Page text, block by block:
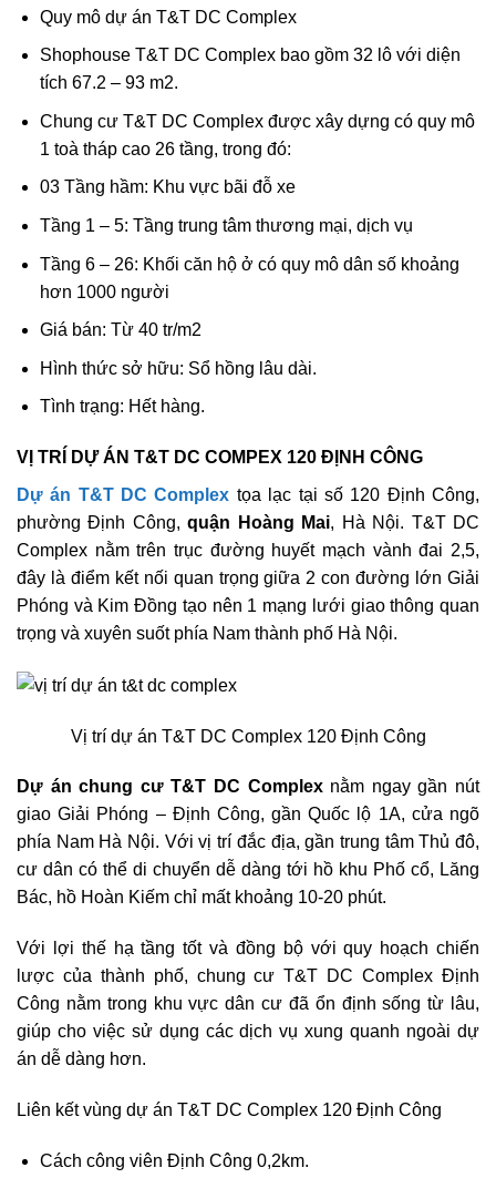
Quy mô dự án T&T DC Complex
Shophouse T&T DC Complex bao gồm 32 lô với diện
tích 67.2 – 93 m2.
Chung cư T&T DC Complex được xây dựng có quy mô
1 toà tháp cao 26 tầng, trong đó:
03 Tầng hầm: Khu vực bãi đỗ xe
Tầng 1 – 5: Tầng trung tâm thương mại, dịch vụ
Tầng 6 – 26: Khối căn hộ ở có quy mô dân số khoảng
hơn 1000 người
Giá bán: Từ 40 tr/m2
Hình thức sở hữu: Sổ hồng lâu dài.
Tình trạng: Hết hàng.
VỊ TRÍ DỰ ÁN T&T DC COMPEX 120 ĐỊNH CÔNG
Dự án T&T DC Complex tọa lạc tại số 120 Định Công,
phường Định Công,quận Hoàng Mai, Hà Nội. T&T DC
Complex nằm trên trục đường huyết mạch vành đai 2,5,
đây là điểm kết nối quan trọng giữa 2 con đường lớn Giải
Phóng và Kim Đồng tạo nên 1 mạng lưới giao thông quan
trọng và xuyên suốt phía Nam thành phố Hà Nội.
Vị trí dự án T&T DC Complex 120 Định Công
Dự án chung cư T&T DC Complexnằm ngay gần nút
giao Giải Phóng – Định Công, gần Quốc lộ 1A, cửa ngõ
phía Nam Hà Nội. Với vị trí đắc địa, gần trung tâm Thủ đô,
cư dân có thể di chuyển dễ dàng tới hồ khu Phố cổ, Lăng
Bác, hồ Hoàn Kiếm chỉ mất khoảng 10-20 phút.
Với lợi thế hạ tầng tốt và đồng bộ với quy hoạch chiến
lược của thành phố, chung cư T&T DC Complex Định
Công nằm trong khu vực dân cư đã ổn định sống từ lâu,
giúp cho việc sử dụng các dịch vụ xung quanh ngoài dự
án dễ dàng hơn.
Liên kết vùng dự án T&T DC Complex 120 Định Công
Cách công viên Định Công 0,2km.